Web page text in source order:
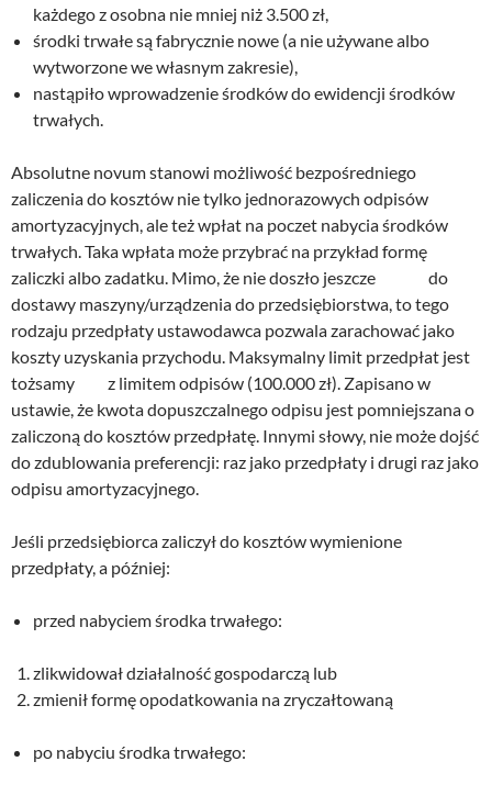
każdego z osobna nie mniej niż 3.500 zł,
środki trwałe są fabrycznie nowe (a nie używane albo
wytworzone we własnym zakresie),
nastąpiło wprowadzenie środków do ewidencji środków
trwałych.
Absolutne novum stanowi możliwość bezpośredniego
zaliczenia do kosztów nie tylko jednorazowych odpisów
amortyzacyjnych, ale też wpłat na poczet nabycia środków
trwałych. Taka wpłata może przybrać na przykład formę
zaliczki albo zadatku. Mimo, że nie doszło jeszcze do
dostawy maszyny/urządzenia do przedsiębiorstwa, to tego
rodzaju przedpłaty ustawodawca pozwala zarachować jako
koszty uzyskania przychodu. Maksymalny limit przedpłat jest
tożsamy z limitem odpisów (100.000 zł). Zapisano w
ustawie, że kwota dopuszczalnego odpisu jest pomniejszana o
zaliczoną do kosztów przedpłatę. Innymi słowy, nie może dojść
do zdublowania preferencji: raz jako przedpłaty i drugi raz jako
odpisu amortyzacyjnego.
Jeśli przedsiębiorca zaliczył do kosztów wymienione
przedpłaty, a później:
przed nabyciem środka trwałego:
zlikwidował działalność gospodarczą lub
zmienił formę opodatkowania na zryczałtowaną
po nabyciu środka trwałego: